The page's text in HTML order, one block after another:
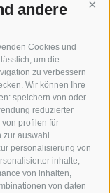
andere
Cookies und
um die
zu verbessern
Wir können Ihre
speichern von oder
reduzierter
profilen für
auswahl
personalisierung von
inhalte,
von inhalten,
von daten